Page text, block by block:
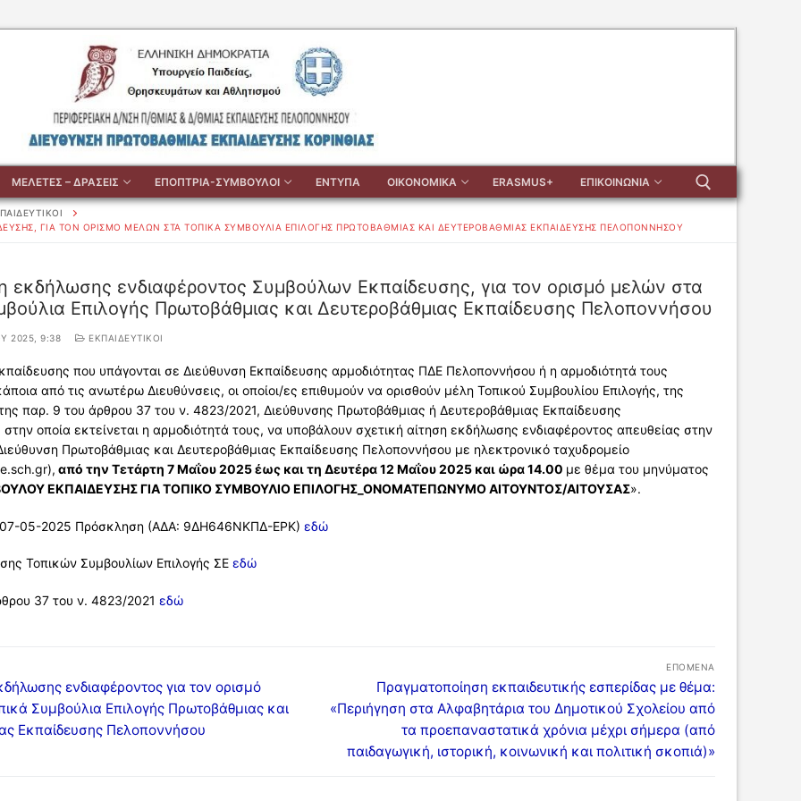
ΜΕΛΕΤΕΣ – ΔΡΑΣΕΙΣ ΕΠΟΠΤΡΙΑ-ΣΥΜΒΟΥΛΟΙ ΕΝΤΥΠΑ ΟΙΚΟΝΟΜΙΚΑ ERASMUS+ ΕΠΙΚΟΙΝΩΝΙΑ
ΚΑΤΑΝΟΜΗ
ΚΑΤΑΝΟΜΗ
ΣΧΟΛΙΚΩΝ ΜΟΝΑΔΩΝ
ΣΧΟΛΙΚΩΝ ΜΟΝΑΔΩΝ
ΛΕΙΤΟΥΡΓΙΑ ΔΥΕΠ
ΙΔΡΥΣΗΣ Τ.Υ. ΖΕΠ
ΕΚΔΗΛΩΣΗΣ ΕΝΔΙΑΦΕΡΟΝΤΟΣ ΤΑΞΙΔΙΩΤΙΚΩΝ ΓΡΑΦΕΙΩΝ
– ΔΙΟΡΙΣΜΟΙ
ΓΙΑ ΤΟΝ ΟΡΙΣΜΌ ΜΕΛΏΝ ΣΤΑ ΤΟΠΙΚΆ ΣΥΜΒΟΎΛΙΑ ΕΠΙΛΟΓΉΣ ΠΡΩΤΟΒΆΘΜΙΑΣ ΚΑΙ ΔΕΥΤΕΡΟΒΆΘΜΙΑΣ ΕΚΠΑΊΔΕΥΣΗΣ ΠΕΛΟΠΟΝΝΉΣΟΥ
εκδήλωσης ενδιαφέροντος Συμβούλων Εκπαίδευσης, για τον ορισμό μελών στα
Επιλογής Πρωτοβάθμιας και Δευτεροβάθμιας Εκπαίδευσης Πελοποννήσου
2025, 9:38 ΕΚΠΑΙΔΕΥΤΙΚΟΙ
που υπάγονται σε Διεύθυνση Εκπαίδευσης αρμοδιότητας ΠΔΕ Πελοποννήσου ή η αρμοδιότητά τους
από τις ανωτέρω Διευθύνσεις, οι οποίοι/ες επιθυμούν να ορισθούν μέλη Τοπικού Συμβουλίου Επιλογής, της
παρ. 9 του άρθρου 37 του ν. 4823/2021, Διεύθυνσης Πρωτοβάθμιας ή Δευτεροβάθμιας Εκπαίδευσης
οποία εκτείνεται η αρμοδιότητά τους, να υποβάλουν σχετική αίτηση εκδήλωσης ενδιαφέροντος απευθείας στην
Πρωτοβάθμιας και Δευτεροβάθμιας Εκπαίδευσης Πελοποννήσου με ηλεκτρονικό ταχυδρομείο
από την Τετάρτη 7 Μαΐου 2025 έως και τη Δευτέρα 12 Μαΐου 2025 και ώρα 14.00 με θέμα του μηνύματος
ΕΚΠΑΙΔΕΥΣΗΣ ΓΙΑ ΤΟΠΙΚΟ ΣΥΜΒΟΥΛΙΟ ΕΠΙΛΟΓΗΣ_ΟΝΟΜΑΤΕΠΩΝΥΜΟ ΑΙΤΟΥΝΤΟΣ/ΑΙΤΟΥΣΑΣ».
05-2025 Πρόσκληση (ΑΔΑ: 9ΔΗ646ΝΚΠΔ-ΕΡΚ)εδώ
Τοπικών Συμβουλίων Επιλογής ΣΕεδώ
37 του ν. 4823/2021εδώ
ενδιαφέροντος για τον ορισμό
Συμβούλια Επιλογής Πρωτοβάθμιας και
Εκπαίδευσης Πελοποννήσου
ΕΠΌΜΕΝΑ
Επόμενο
άρθρο:
Πραγματοποίηση εκπαιδευτικής εσπερίδας με θέμα:
«Περιήγηση στα Αλφαβητάρια του Δημοτικού Σχολείου από
τα προεπαναστατικά χρόνια μέχρι σήμερα (από
παιδαγωγική, ιστορική, κοινωνική και πολιτική σκοπιά)»